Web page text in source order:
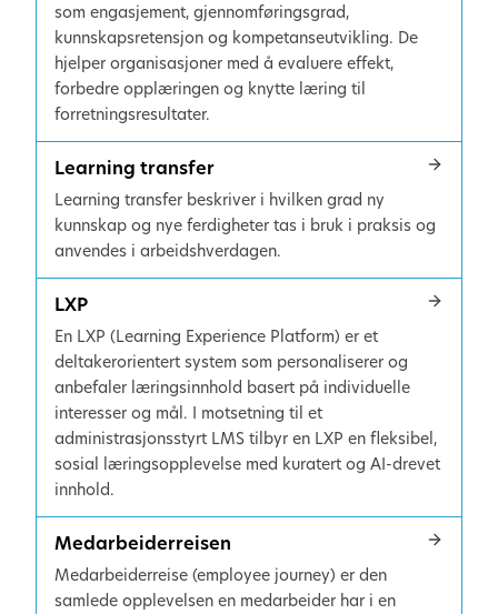
som engasjement, gjennomføringsgrad,
kunnskapsretensjon og kompetanseutvikling. De
hjelper organisasjoner med å evaluere effekt,
forbedre opplæringen og knytte læring til
forretningsresultater.
Learning transfer
Learning transfer beskriver i hvilken grad ny
kunnskap og nye ferdigheter tas i bruk i praksis og
anvendes i arbeidshverdagen.
LXP
En LXP (Learning Experience Platform) er et
deltakerorientert system som personaliserer og
anbefaler læringsinnhold basert på individuelle
interesser og mål. I motsetning til et
administrasjonsstyrt LMS tilbyr en LXP en fleksibel,
sosial læringsopplevelse med kuratert og AI-drevet
innhold.
Medarbeiderreisen
Medarbeiderreise (employee journey) er den
samlede opplevelsen en medarbeider har i en